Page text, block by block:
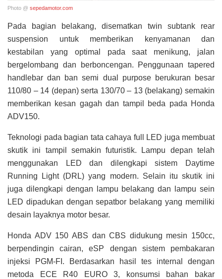
Photo @ sepedamotor.com
Pada bagian belakang, disematkan twin subtank rear
suspension untuk memberikan kenyamanan dan
kestabilan yang optimal pada saat menikung, jalan
bergelombang dan berboncengan. Penggunaan tapered
handlebar dan ban semi dual purpose berukuran besar
110/80 – 14 (depan) serta 130/70 – 13 (belakang) semakin
memberikan kesan gagah dan tampil beda pada Honda
ADV150.
Teknologi pada bagian tata cahaya full LED juga membuat
skutik ini tampil semakin futuristik. Lampu depan telah
menggunakan LED dan dilengkapi sistem Daytime
Running Light (DRL) yang modern. Selain itu skutik ini
juga dilengkapi dengan lampu belakang dan lampu sein
LED dipadukan dengan sepatbor belakang yang memiliki
desain layaknya motor besar.
Honda ADV 150 ABS dan CBS didukung mesin 150cc,
berpendingin cairan, eSP dengan sistem pembakaran
injeksi PGM-FI. Berdasarkan hasil tes internal dengan
metoda ECE R40 EURO 3, konsumsi bahan bakar